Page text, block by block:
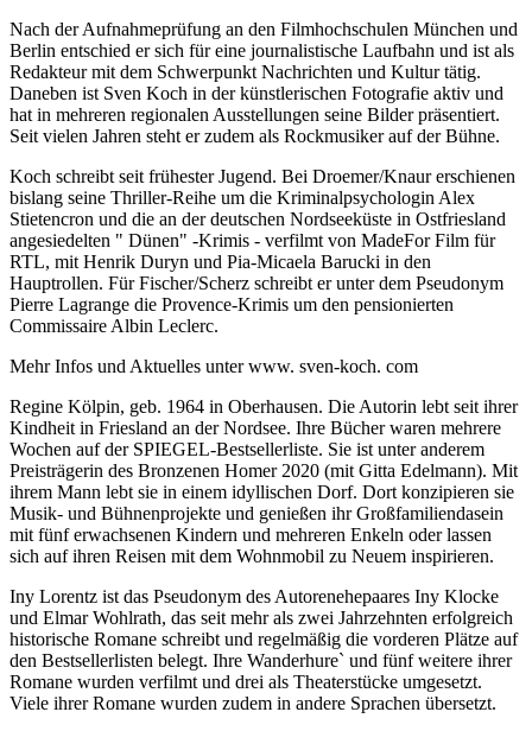
Nach der Aufnahmeprüfung an den Filmhochschulen München und
Berlin entschied er sich für eine journalistische Laufbahn und ist als
Redakteur mit dem Schwerpunkt Nachrichten und Kultur tätig.
Daneben ist Sven Koch in der künstlerischen Fotografie aktiv und
hat in mehreren regionalen Ausstellungen seine Bilder präsentiert.
Seit vielen Jahren steht er zudem als Rockmusiker auf der Bühne.
Koch schreibt seit frühester Jugend. Bei Droemer/Knaur erschienen
bislang seine Thriller-Reihe um die Kriminalpsychologin Alex
Stietencron und die an der deutschen Nordseeküste in Ostfriesland
angesiedelten " Dünen" -Krimis - verfilmt von MadeFor Film für
RTL, mit Henrik Duryn und Pia-Micaela Barucki in den
Hauptrollen. Für Fischer/Scherz schreibt er unter dem Pseudonym
Pierre Lagrange die Provence-Krimis um den pensionierten
Commissaire Albin Leclerc.
Mehr Infos und Aktuelles unter www. sven-koch. com
Regine Kölpin, geb. 1964 in Oberhausen. Die Autorin lebt seit ihrer
Kindheit in Friesland an der Nordsee. Ihre Bücher waren mehrere
Wochen auf der SPIEGEL-Bestsellerliste. Sie ist unter anderem
Preisträgerin des Bronzenen Homer 2020 (mit Gitta Edelmann). Mit
ihrem Mann lebt sie in einem idyllischen Dorf. Dort konzipieren sie
Musik- und Bühnenprojekte und genießen ihr Großfamiliendasein
mit fünf erwachsenen Kindern und mehreren Enkeln oder lassen
sich auf ihren Reisen mit dem Wohnmobil zu Neuem inspirieren.
Iny Lorentz ist das Pseudonym des Autorenehepaares Iny Klocke
und Elmar Wohlrath, das seit mehr als zwei Jahrzehnten erfolgreich
historische Romane schreibt und regelmäßig die vorderen Plätze auf
den Bestsellerlisten belegt. Ihre Wanderhure` und fünf weitere ihrer
Romane wurden verfilmt und drei als Theaterstücke umgesetzt.
Viele ihrer Romane wurden zudem in andere Sprachen übersetzt.